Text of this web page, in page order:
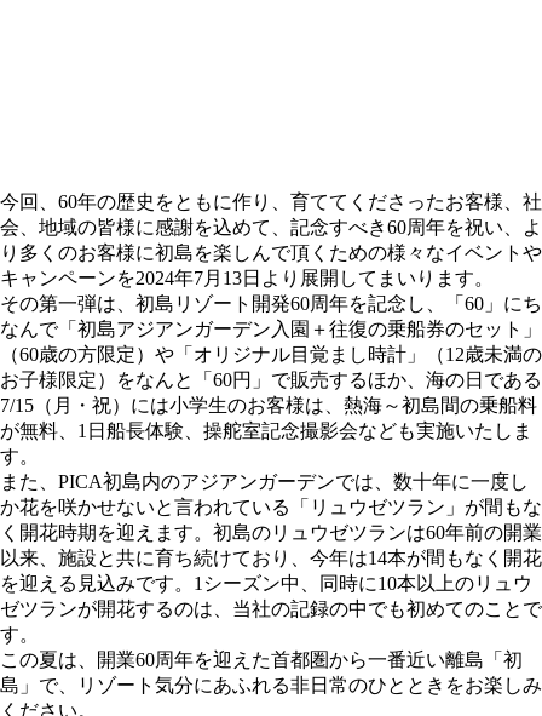
今回、60年の歴史をともに作り、育ててくださったお客様、社
会、地域の皆様に感謝を込めて、記念すべき60周年を祝い、よ
り多くのお客様に初島を楽しんで頂くための様々なイベントや
キャンペーンを2024年7月13日より展開してまいります。
その第一弾は、初島リゾート開発60周年を記念し、「60」にち
なんで「初島アジアンガーデン入園＋往復の乗船券のセット」
（60歳の方限定）や「オリジナル目覚まし時計」（12歳未満の
お子様限定）をなんと「60円」で販売するほか、海の日である
7/15（月・祝）には小学生のお客様は、熱海～初島間の乗船料
が無料、1日船長体験、操舵室記念撮影会なども実施いたしま
す。
また、PICA初島内のアジアンガーデンでは、数十年に一度し
か花を咲かせないと言われている「リュウゼツラン」が間もな
く開花時期を迎えます。初島のリュウゼツランは60年前の開業
以来、施設と共に育ち続けており、今年は14本が間もなく開花
を迎える見込みです。1シーズン中、同時に10本以上のリュウ
ゼツランが開花するのは、当社の記録の中でも初めてのことで
す。
この夏は、開業60周年を迎えた首都圏から一番近い離島「初
島」で、リゾート気分にあふれる非日常のひとときをお楽しみ
ください。